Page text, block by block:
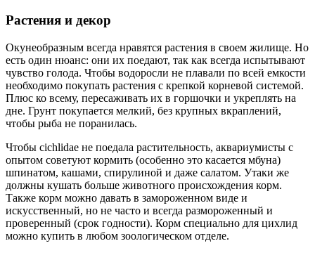
Растения и декор
Окунеобразным всегда нравятся растения в своем жилище. Но
есть один нюанс: они их поедают, так как всегда испытывают
чувство голода. Чтобы водоросли не плавали по всей емкости
необходимо покупать растения с крепкой корневой системой.
Плюс ко всему, пересаживать их в горшочки и укреплять на
дне. Грунт покупается мелкий, без крупных вкраплений,
чтобы рыба не поранилась.
Чтобы cichlidae не поедала растительность, аквариумисты с
опытом советуют кормить (особенно это касается мбуна)
шпинатом, кашами, спирулиной и даже салатом. Утаки же
должны кушать больше животного происхождения корм.
Также корм можно давать в замороженном виде и
искусственный, но не часто и всегда размороженный и
проверенный (срок годности). Корм специально для цихлид
можно купить в любом зоологическом отделе.